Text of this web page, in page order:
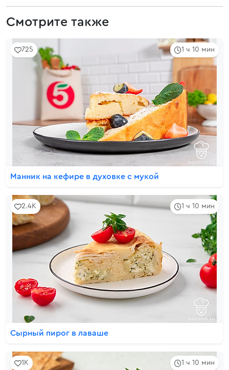
Смотрите также
1 ч 10 мин
725
Манник на кефире в духовке с мукой
1 ч 10 мин
2.4K
Сырный пирог в лаваше
1 ч 10 мин
1K